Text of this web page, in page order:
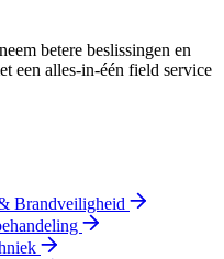
betere beslissingen en
een alles-in-één field service
Brandveiligheid